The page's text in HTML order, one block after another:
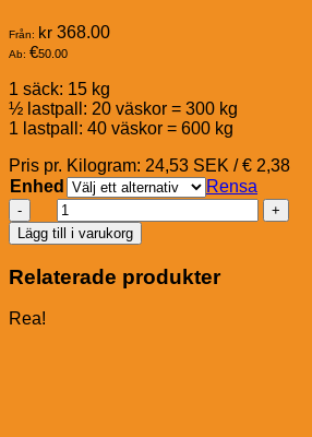
Från: kr 368.00
Ab: €50.00
1 säck: 15 kg
½ lastpall: 20 väskor = 300 kg
1 lastpall: 40 väskor = 600 kg
Pris pr. Kilogram: 24,53 SEK / € 2,38
Enhed
Rensa
Pavo
EasyPower
Müsli
mängd
Lägg till i varukorg
Relaterade produkter
Rea!